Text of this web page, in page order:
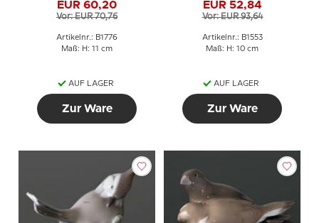
1776
EUR 60,20
Vor: EUR 70,76
Artikelnr.: B1776
Maß: H: 11 cm
AUF LAGER
Zur Ware
EUR 52,84
Vor: EUR 93,64
Artikelnr.: B1553
Maß: H: 10 cm
AUF LAGER
Zur Ware